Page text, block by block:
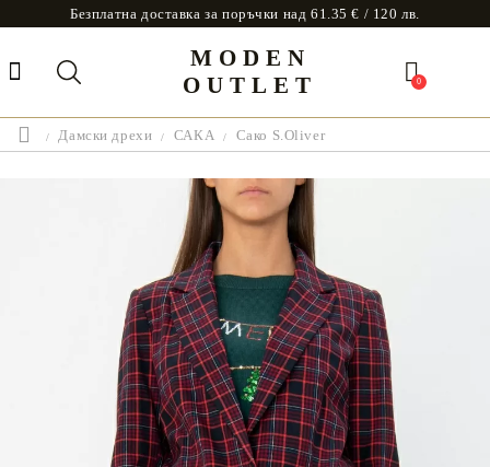
Безплатна доставка за поръчки над 61.35 € / 120 лв.
MODEN
OUTLET
0
Дамски дрехи САКА Сако S.Oliver